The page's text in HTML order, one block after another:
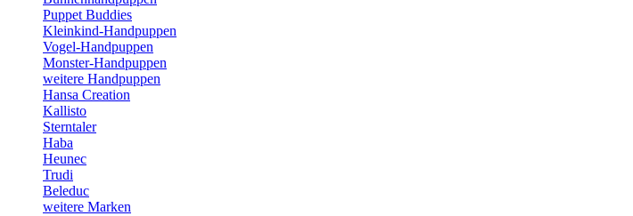
Puppet Buddies
Kleinkind-Handpuppen
Vogel-Handpuppen
Monster-Handpuppen
weitere Handpuppen
Hansa Creation
Kallisto
Sterntaler
Haba
Heunec
Trudi
Beleduc
weitere Marken